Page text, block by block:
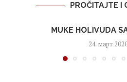
PROČITAJTE I
MUKE HOLIVUDA
24. март